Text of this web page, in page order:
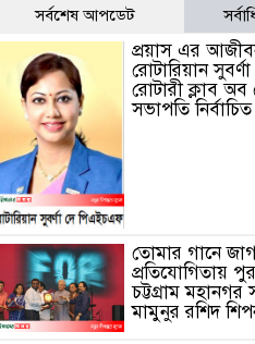
সর্বশেষ আপডেট
প্রয়াস এর
রোটারিয়ান
রোটারী ক্লাব
সভাপতি নির্বাচিত
তোমার গানে
প্রতিযোগিতায়
চট্টগ্রাম
মামুনুর রশিদ